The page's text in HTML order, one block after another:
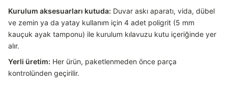
Kurulum aksesuarları kutuda: Duvar askı aparatı, vida, dübel
ve zemin ya da yatay kullanım için 4 adet poligrit (5 mm
kauçuk ayak tamponu) ile kurulum kılavuzu kutu içeriğinde yer
alır.
Yerli üretim: Her ürün, paketlenmeden önce parça
kontrolünden geçirilir.